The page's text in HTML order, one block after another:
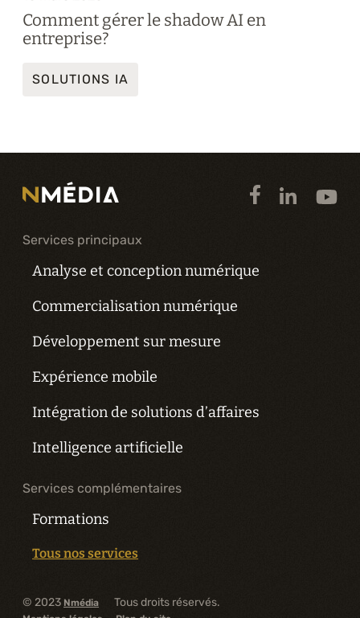
Comment gérer le shadow AI en
entreprise?
SOLUTIONS IA
Services principaux
Analyse et conception numérique
Commercialisation numérique
Développement sur mesure
Expérience mobile
Intégration de solutions d’affaires
Intelligence artificielle
Services complémentaires
Formations
Tous nos services
© 2023 Nmédia Tous droits réservés.